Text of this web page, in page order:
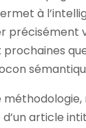
à
précisément
article